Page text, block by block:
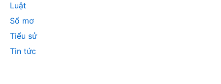
Luật
Sổ mơ
Tiểu sử
Tin tức